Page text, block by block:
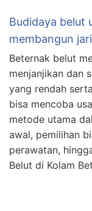
Budidaya belut
membangun
Beternak belut
menjanjikan dan
yang rendah
bisa mencoba
metode utama
awal, pemilihan
perawatan,
Belut di Kolam